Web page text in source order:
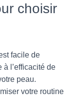
choisir
facile de
à l’efficacité de
peau.
votre routine